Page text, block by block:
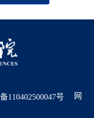
110402500047号
网